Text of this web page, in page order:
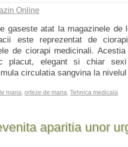
Online
gaseste atat la magazinele de
este reprezentat de
de ciorapi medicinali.
placut, elegant si chiar
circulatia sangvina la
mana, orteze de mana, Tehnica medicala
aparitia unor